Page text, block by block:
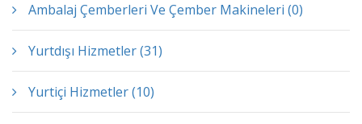
Ambalaj Çemberleri Ve Çember Makineleri (0)
Yurtdışı Hizmetler (31)
Yurtiçi Hizmetler (10)